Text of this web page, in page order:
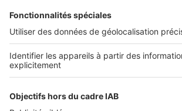
Accès client
Informations légales